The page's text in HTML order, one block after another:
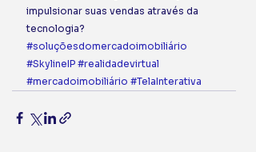
impulsionar suas vendas através da
tecnologia?
#soluçõesdomercadoimobiliário
#SkylineIP #realidadevirtual
#mercadoimobiliário #TelaInterativa